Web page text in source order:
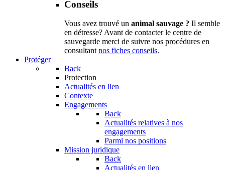
Conseils
Vous avez trouvé un animal sauvage ? Il semble
en détresse? Avant de contacter le centre de
sauvegarde merci de suivre nos procédures en
consultantnos fiches conseils.
Protéger
Back
Protection
Actualités en lien
Contexte
Engagements
Back
Actualités relatives à nos
engagements
Parmi nos positions
Mission juridique
Back
Actualités en lien